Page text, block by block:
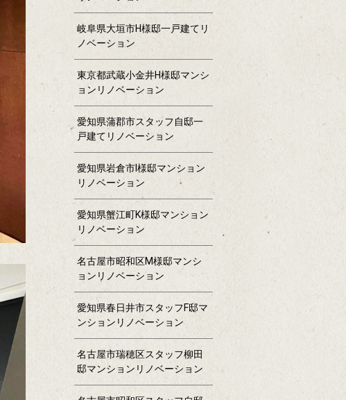
岐阜県大垣市H様邸一戸建てリ
ノベーション
東京都武蔵小金井H様邸マンシ
ョンリノベーション
愛知県蒲郡市スタッフ自邸一
戸建てリノベーション
愛知県岩倉市I様邸マンション
リノベーション
愛知県蟹江町K様邸マンション
リノベーション
名古屋市昭和区M様邸マンシ
ョンリノベーション
愛知県春日井市スタッフF邸マ
ンションリノベーション
名古屋市瑞穂区スタッフ柳田
邸マンションリノベーション